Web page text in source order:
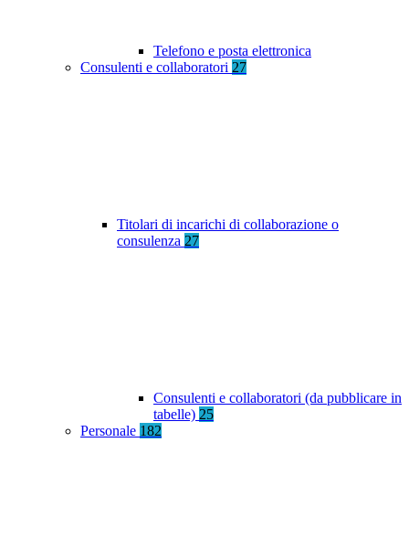
Telefono e posta elettronica
Consulenti e collaboratori 27
Titolari di incarichi di collaborazione o
consulenza 27
Consulenti e collaboratori (da pubblicare in
tabelle) 25
Personale 182